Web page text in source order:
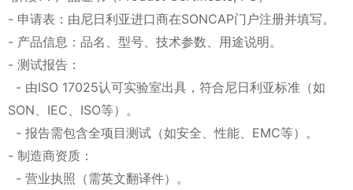
- 申请表：由尼日利亚进口商在SONCAP门户注册并填写。
- 产品信息：品名、型号、技术参数、用途说明。
- 测试报告：
- 由ISO 17025认可实验室出具，符合尼日利亚标准（如
SON、IEC、ISO等）。
- 报告需包含全项目测试（如安全、性能、EMC等）。
- 制造商资质：
- 营业执照（需英文翻译件）。